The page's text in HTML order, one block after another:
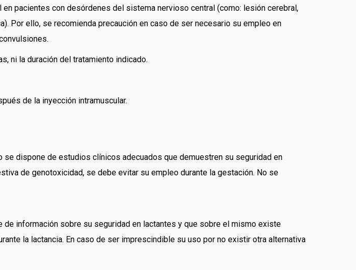
pacientes con desórdenes del sistema nervioso central (como: lesión cerebral,
Por ello, se recomienda precaución en caso de ser necesario su empleo en
ni la duración del tratamiento indicado.
de la inyección intramuscular.
dispone de estudios clínicos adecuados que demuestren su seguridad en
de genotoxicidad, se debe evitar su empleo durante la gestación. No se
información sobre su seguridad en lactantes y que sobre el mismo existe
la lactancia. En caso de ser imprescindible su uso por no existir otra alternativa